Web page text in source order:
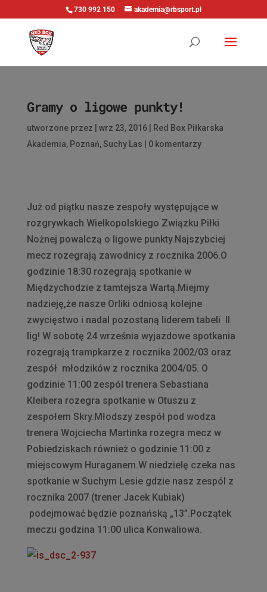
730 992 150 akademia@rbsport.pl
Gramy o ligowe punkty!
utworzone przez wrz 23, 2016|
Red Box Piłkarska
Akademia, Poznań,Suchy Las 0 komentarzy
Już od piątku nasze zespoły występujące w
rozgrywkach Wielkopolskiego Związku Piłki
Nożnej powalczą o ligowe punkty.Najszybciej
mecz rozegrają zawodnicy z rocznika 2006.O
godzinie 18:30 rozegrają spotkanie w
Międzychodzie z tamtejsza Wartą.Miejmy
nadzieję,że nasze Orliki odniosą kolejne
zwycięstwo i nadal pozostaną liderem tabeli II
lig! W sobotę 24 września wyjazdowe spotkania
rozegrają trampkarze z rocznika 2002/03 oraz
zespół młodzików z rocznika 2004/05. O
godzinie 11:00 zespól trenera Sebastiana
Kleibera rozegra spotkanie w Otuszu z
zespołem Skry.Młodszy zespół pod wodza
trenera Wojciecha Martinka rozegra mecz w
Pobiedziskach również o godzinie 11:00 z
miejscowym Huraganem.W niedzielę czeka nas
spotkanie w Suchym Lesie gdzie nasz zespól z
rocznika 2007 (trener Jacek Kubiak)
podejmować będzie poznańską „13”.Początek
meczu godzina 11:00 ulica Konwaliowa.